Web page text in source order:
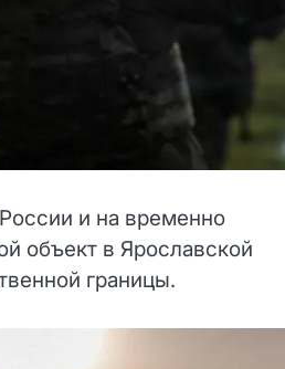
и на временно
объект в Ярославской
границы.